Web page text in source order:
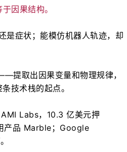
因果结构。
是症状；能模仿机器人轨迹，却
提取出因果变量和物理规律，
技术栈的起点。
Labs，10.3 亿美元押
产品 Marble；Google